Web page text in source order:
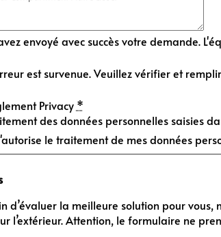
envoyé avec succès votre demande.
est survenue. Veuillez vérifier et
Privacy *
des données personnelles saisies
le traitement de mes données
d’évaluer la meilleure solution pour vous,
l’extérieur. Attention, le formulaire ne